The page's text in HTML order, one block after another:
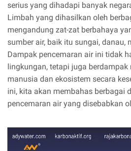
serius yang dihadapi banyak
Limbah yang dihasilkan oleh
mengandung zat-zat berbahaya
sumber air, baik itu sungai, danau,
Dampak pencemaran air ini tidak
lingkungan, tetapi juga
manusia dan ekosistem secara
ini, kita akan membahas berbagai
pencemaran air yang disebabkan